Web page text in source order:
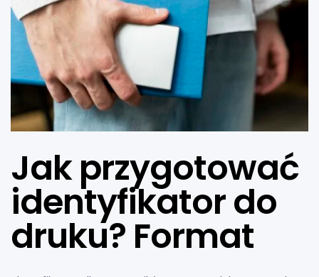
Jak przygotować
identyfikator do
druku? Format